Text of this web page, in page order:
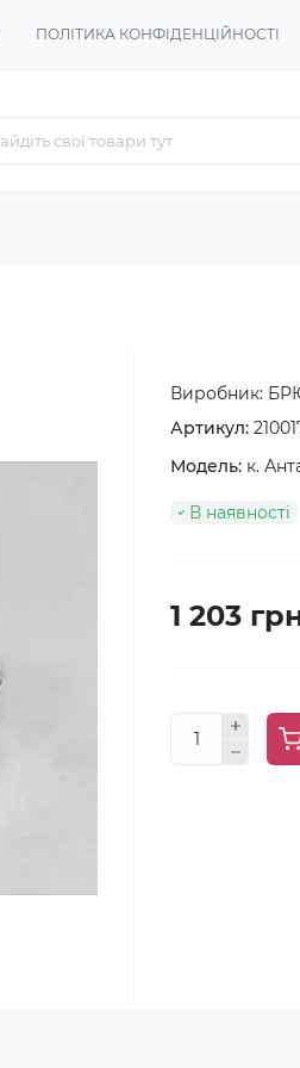
ПОЛІТИКА КОНФІДЕНЦІЙНОСТІ
Виробник:
Артикул:
Модель: к.
В наявності
1 203